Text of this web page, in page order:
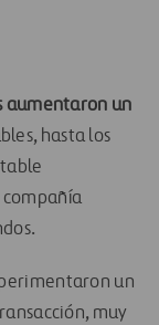
aumentaron un
, hasta los
un
muy